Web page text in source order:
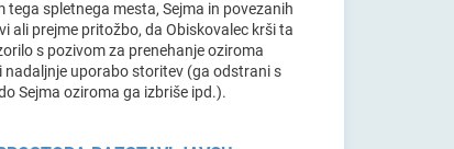
tega spletnega mesta, Sejma in povezanih
ali prejme pritožbo, da Obiskovalec krši ta
s pozivom za prenehanje oziroma
uporabo storitev (ga odstrani s
Sejma oziroma ga izbriše ipd.).